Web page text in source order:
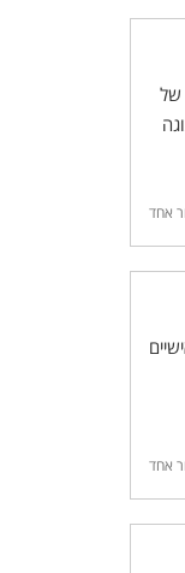
של
אחד
אחד